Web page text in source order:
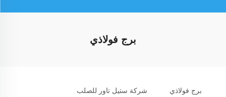
برج فولاذي
برج فولاذي شركة ستيل تاور للصلب